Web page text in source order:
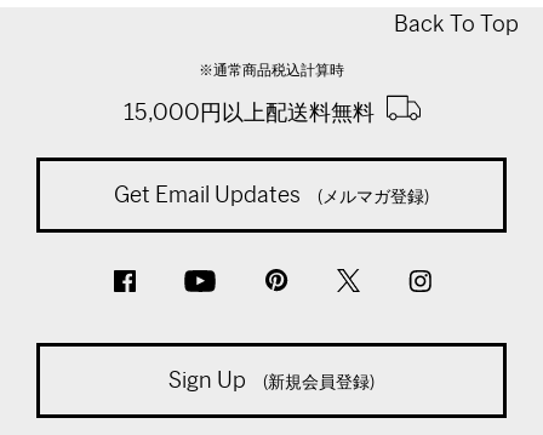
Back To Top
※通常商品税込計算時
15,000円以上配送料無料
Get Email Updates (メルマガ登録)
Sign Up (新規会員登録)